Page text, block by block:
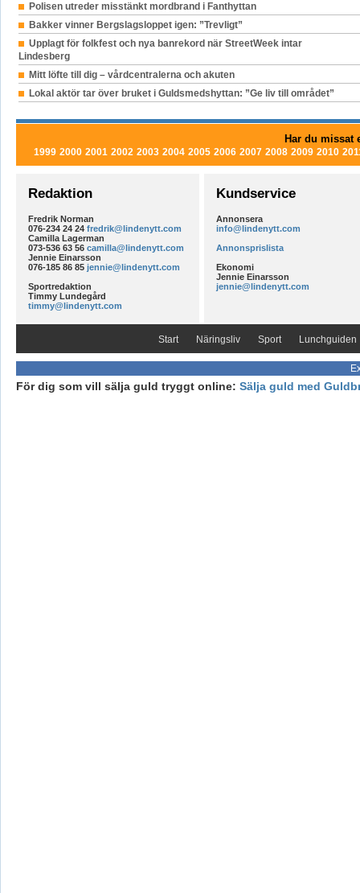
Polisen utreder misstänkt mordbrand i Fanthyttan
Bakker vinner Bergslagsloppet igen: ”Trevligt”
Upplagt för folkfest och nya banrekord när StreetWeek intar
Lindesberg
Mitt löfte till dig – vårdcentralerna och akuten
Lokal aktör tar över bruket i Guldsmedshyttan: ”Ge liv till området”
Har du missat
1999 2000 2001 2002 2003 2004 2005 2006 2007 2008 2009 2010
Redaktion
Fredrik Norman
076-234 24 24 fredrik@lindenytt.com
Camilla Lagerman
073-536 63 56 camilla@lindenytt.com
Jennie Einarsson
076-185 86 85 jennie@lindenytt.com
Sportredaktion
Timmy Lundegård
timmy@lindenytt.com
Kundservice
Annonsera
info@lindenytt.com
Annonsprislista
Ekonomi
Jennie Einarsson
jennie@lindenytt.com
Start Näringsliv Sport Lunchguiden
För dig som vill sälja guld tryggt online: Sälja guld med